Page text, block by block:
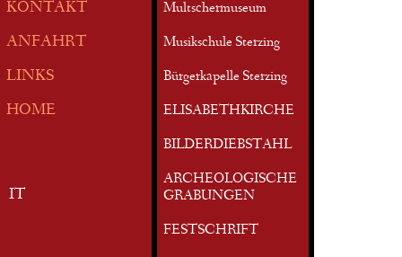
KONTAKT
ANFAHRT
LINKS
HOME
IT
Multschermuseum
Musikschule Sterzing
Bürgerkapelle Sterzing
ELISABETHKIRCHE
BILDERDIEBSTAHL
ARCHEOLOGISCHE
GRABUNGEN
FESTSCHRIFT